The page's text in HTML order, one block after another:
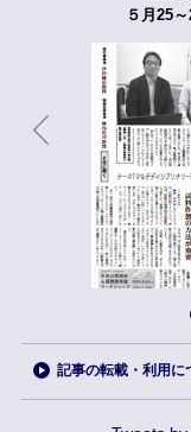
５月25
記事の転載・利用に